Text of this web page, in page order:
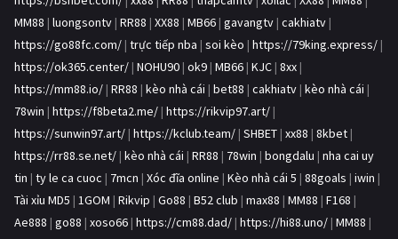
MM88 | luongsontv | RR88 | XX88 | MB66 | gavangtv | cakhiatv |
https://go88fc.com/ | trực tiếp nba | soi kèo | https://79king.express/ |
https://ok365.center/ | NOHU90 | ok9 | MB66 | KJC | 8xx |
https://mm88.io/ | RR88 | kèo nhà cái | bet88 | cakhiatv | kèo nhà cái |
78win | https://f8beta2.me/ | https://rikvip97.art/ |
https://sunwin97.art/ | https://kclub.team/ | SHBET | xx88 | 8kbet |
https://rr88.se.net/ | kèo nhà cái | RR88 | 78win | bongdalu | nha cai uy
tin | ty le ca cuoc | 7mcn | Xóc đĩa online | Kèo nhà cái 5 | 88goals | iwin |
Tài xỉu MD5 | 1GOM | Rikvip | Go88 | B52 club | max88 | MM88 | F168 |
Ae888 | go88 | xoso66 | https://cm88.dad/ | https://hi88.uno/ | MM88 |